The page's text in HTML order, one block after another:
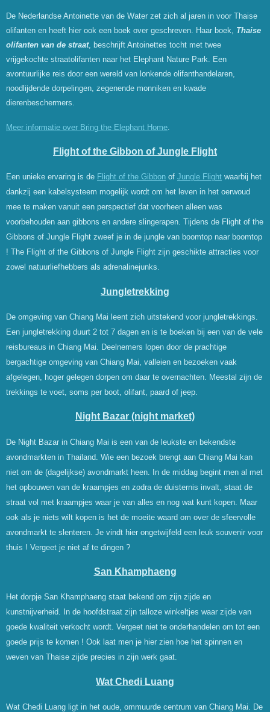
De Nederlandse Antoinette van de Water zet zich al jaren in voor Thaise
olifanten en heeft hier ook een boek over geschreven. Haar boek, Thaise
olifanten van de straat, beschrijft Antoinettes tocht met twee
vrijgekochte straatolifanten naar het Elephant Nature Park. Een
avontuurlijke reis door een wereld van lonkende olifanthandelaren,
noodlijdende dorpelingen, zegenende monniken en kwade
dierenbeschermers.
Meer informatie over Bring the Elephant Home
Flight of the Gibbon of Jungle Flight
Een unieke ervaring is de Flight of the Gibbon of Jungle Flight waarbij het
dankzij een kabelsysteem mogelijk wordt om het leven in het oerwoud
mee te maken vanuit een perspectief dat voorheen alleen was
voorbehouden aan gibbons en andere slingerapen. Tijdens de Flight of the
Gibbons of Jungle Flight zweef je in de jungle van boomtop naar boomtop
! The Flight of the Gibbons of Jungle Flight zijn geschikte attracties voor
zowel natuurliefhebbers als adrenalinejunks.
Jungletrekking
De omgeving van Chiang Mai leent zich uitstekend voor jungletrekkings.
Een jungletrekking duurt 2 tot 7 dagen en is te boeken bij een van de vele
reisbureaus in Chiang Mai. Deelnemers lopen door de prachtige
bergachtige omgeving van Chiang Mai, valleien en bezoeken vaak
afgelegen, hoger gelegen dorpen om daar te overnachten. Meestal zijn de
trekkings te voet, soms per boot, olifant, paard of jeep.
Night Bazar (night market)
De Night Bazar in Chiang Mai is een van de leukste en bekendste
avondmarkten in Thailand. Wie een bezoek brengt aan Chiang Mai kan
niet om de (dagelijkse) avondmarkt heen. In de middag begint men al met
het opbouwen van de kraampjes en zodra de duisternis invalt, staat de
straat vol met kraampjes waar je van alles en nog wat kunt kopen. Maar
ook als je niets wilt kopen is het de moeite waard om over de sfeervolle
avondmarkt te slenteren. Je vindt hier ongetwijfeld een leuk souvenir voor
thuis ! Vergeet je niet af te dingen ?
San Khamphaeng
Het dorpje San Khamphaeng staat bekend om zijn zijde en
kunstnijverheid. In de hoofdstraat zijn talloze winkeltjes waar zijde van
goede kwaliteit verkocht wordt. Vergeet niet te onderhandelen om tot een
goede prijs te komen ! Ook laat men je hier zien hoe het spinnen en
weven van Thaise zijde precies in zijn werk gaat.
Wat Chedi Luang
Wat Chedi Luang ligt in het oude, ommuurde centrum van Chiang Mai. De